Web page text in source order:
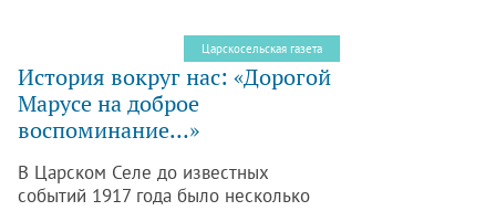
домов и бывших опекаемых в
Царскосельская газета
История вокруг нас: «Дорогой
Марусе на доброе
воспоминание…»
В Царском Селе до известных
событий 1917 года было несколько